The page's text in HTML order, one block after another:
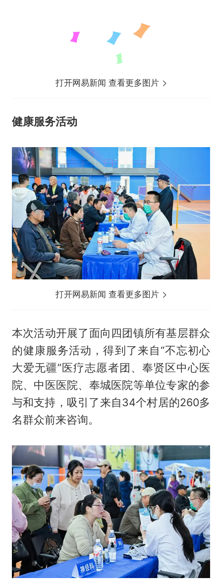
打开网易新闻 查看更多图片
健康服务活动
打开网易新闻 查看更多图片
本次活动开展了面向四团镇所有基层群众
的健康服务活动，得到了来自“不忘初心
大爱无疆”医疗志愿者团、奉贤区中心医
院、中医医院、奉城医院等单位专家的参
与和支持，吸引了来自34个村居的260多
名群众前来咨询。